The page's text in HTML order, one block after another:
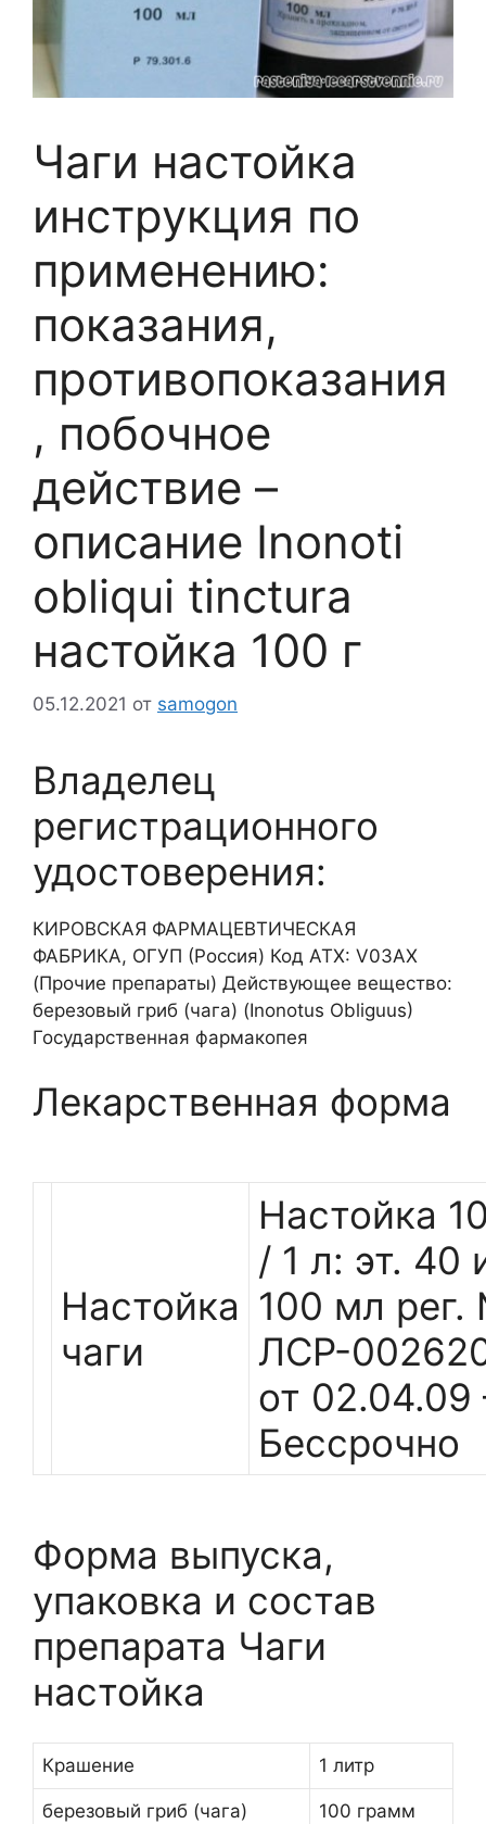
Чаги настойка
инструкция по
применению:
показания,
противопоказания
, побочное
действие –
описание Inonoti
obliqui tinctura
настойка 100 г
05.12.2021 от samogon
Владелец
регистрационного
удостоверения:
КИРОВСКАЯ ФАРМАЦЕВТИЧЕСКАЯ
ФАБРИКА, ОГУП (Россия) Код ATX: V03AX
(Прочие препараты) Действующее вещество:
березовый гриб (чага) (Inonotus Obliguus)
Государственная фармакопея
Лекарственная форма
Настойка
чаги
Настойка
/ 1 л: эт. 40
100 мл
ЛСР-
от
Бессрочно
Форма выпуска,
упаковка и состав
препарата Чаги
настойка
Крашение 1 литр
березовый гриб (чага) 100 грамм